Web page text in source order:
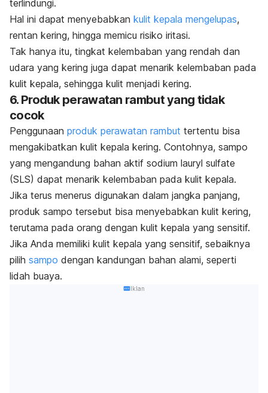
terlindungi.
Hal ini dapat menyebabkan kulit kepala mengelupas,
rentan kering, hingga memicu risiko iritasi.
Tak hanya itu, tingkat kelembaban yang rendah dan
udara yang kering juga dapat menarik kelembaban pada
kulit kepala, sehingga kulit menjadi kering.
6. Produk perawatan rambut yang tidak
cocok
Penggunaan produk perawatan rambut tertentu bisa
mengakibatkan kulit kepala kering. Contohnya, sampo
yang mengandung bahan aktif sodium lauryl sulfate
(SLS) dapat menarik kelembaban pada kulit kepala.
Jika terus menerus digunakan dalam jangka panjang,
produk sampo tersebut bisa menyebabkan kulit kering,
terutama pada orang dengan kulit kepala yang sensitif.
Jika Anda memiliki kulit kepala yang sensitif, sebaiknya
pilih sampo dengan kandungan bahan alami, seperti
lidah buaya.
Iklan